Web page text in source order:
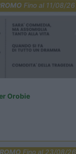
Fino al 11/08/26
Orobie
Fino al 23/08/26